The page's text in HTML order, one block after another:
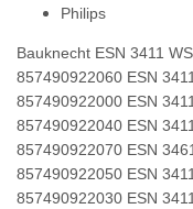
Philips
Bauknecht ESN 3411
857490922060 ESN
857490922000 ESN
857490922040 ESN
857490922070 ESN
857490922050 ESN
857490922030 ESN